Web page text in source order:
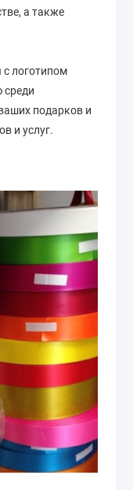
а также
с логотипом
подарков и
и услуг.